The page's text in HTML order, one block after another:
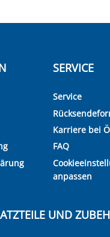
SERVICE
Service
Karriere bei
FAQ
anpassen
UND